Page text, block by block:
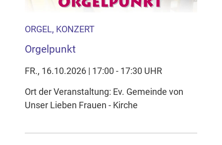
ORGEL, KONZERT
Orgelpunkt
FR., 16.10.2026 | 17:00 - 17:30 UHR
Ort der Veranstaltung: Ev. Gemeinde von
Unser Lieben Frauen - Kirche